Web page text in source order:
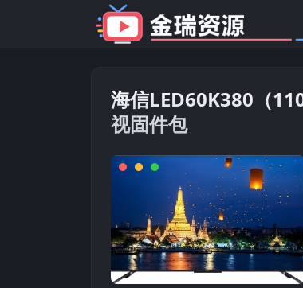
海信LED60K380（
视固件包